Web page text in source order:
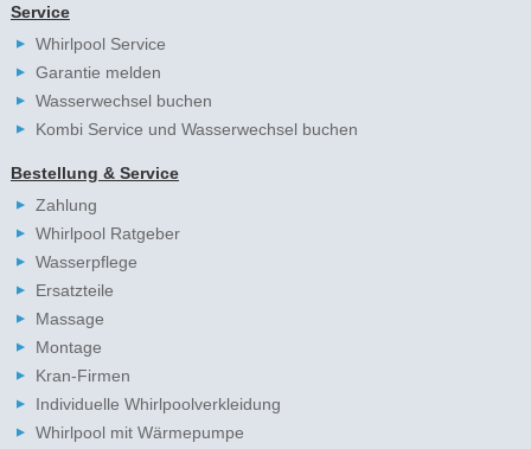
Service
Whirlpool Service
Garantie melden
Wasserwechsel buchen
Kombi Service und Wasserwechsel buchen
Bestellung & Service
Zahlung
Whirlpool Ratgeber
Wasserpflege
Ersatzteile
Massage
Montage
Kran-Firmen
Individuelle Whirlpoolverkleidung
Whirlpool mit Wärmepumpe